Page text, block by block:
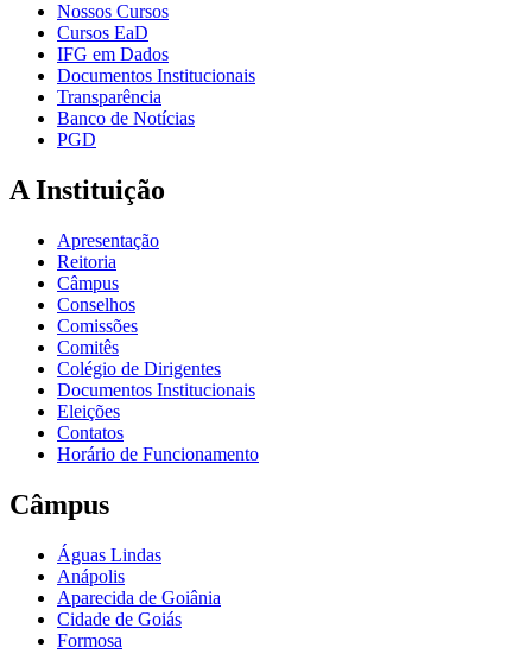
Nossos Cursos
Cursos EaD
IFG em Dados
Documentos Institucionais
Transparência
Banco de Notícias
PGD
A Instituição
Apresentação
Reitoria
Câmpus
Conselhos
Comissões
Comitês
Colégio de Dirigentes
Documentos Institucionais
Eleições
Contatos
Horário de Funcionamento
Câmpus
Águas Lindas
Anápolis
Aparecida de Goiânia
Cidade de Goiás
Formosa